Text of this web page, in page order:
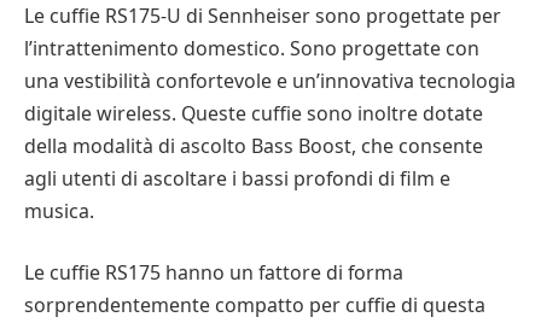
Le cuffie RS175-U di Sennheiser sono progettate per
l’intrattenimento domestico. Sono progettate con
una vestibilità confortevole e un’innovativa tecnologia
digitale wireless. Queste cuffie sono inoltre dotate
della modalità di ascolto Bass Boost, che consente
agli utenti di ascoltare i bassi profondi di film e
musica.
Le cuffie RS175 hanno un fattore di forma
sorprendentemente compatto per cuffie di questa